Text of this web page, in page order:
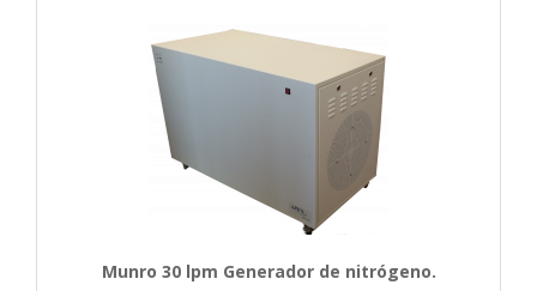
Munro 30 lpm Generador de nitrógeno.